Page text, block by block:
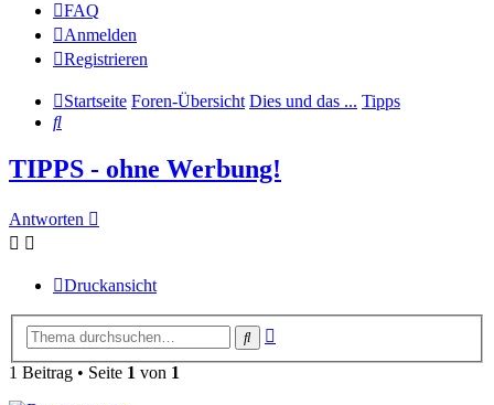
FAQ
Anmelden
Registrieren
Startseite Foren-Übersicht Dies und das ... Tipps
Suche
TIPPS - ohne Werbung!
Antworten
Druckansicht
Suche
1 Beitrag • Seite 1 von 1